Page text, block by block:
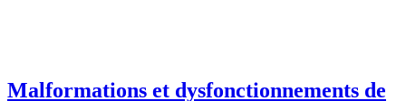
Malformations et dysfonctionnements de